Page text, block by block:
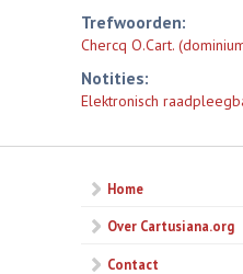
Trefwoorden:
Chercq O.Cart.
Notities:
Elektronisch
Home
Over Cartusiana.org
Contact